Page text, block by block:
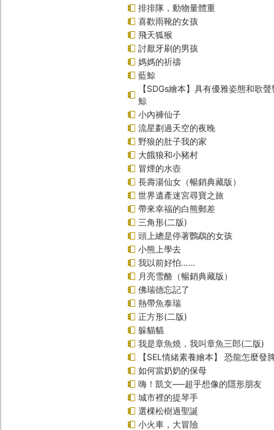
排排隊，動物量體重
喜歡雨靴的女孩
飛天狐猴
討厭牙刷的男孩
媽媽的祈禱
藍鯨
【SDGs繪本】具有優雅姿態和歌
鯨
小內褲仙子
流星劃過天空的夜晚
野狼的肚子我的家
大餓狼和小豬村
冒煙的水壺
長壽湯仙女（暢銷典藏版）
世界遺產迷宮尋寶之旅
帶來幸福的白熊郵差
三角形(二版)
頭上總是停著鸚鵡的女孩
小熊上學去
我以前好怕……
月亮雪酪（暢銷典藏版）
佛瑞德忘記了
熱帶魚泰瑞
正方形(二版)
躲貓貓
我是章魚燒，我叫章魚三郎(二版)
【SEL情緒素養繪本】 恐龍怎麼發
如何當奶奶的保母
嗨！凱文──超乎想像的隱形朋友
城市裡的提琴手
選棵松樹過聖誕
小火車，大冒險